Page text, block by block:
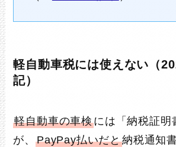
軽自動車税には使えない（
記）
軽自動車の車検には「納税証明
が、 PayPay払いだと納税通知